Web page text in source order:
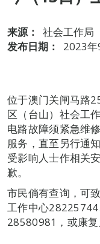
来源：
社会工作局
发布日期：
2023
位于澳门关闸马路
区（台山）社会工
电路故障须紧急维
服务，直至另行通
受影响人士作相关
歉。
市民倘有查询，可
工作中心
28580981，或康复